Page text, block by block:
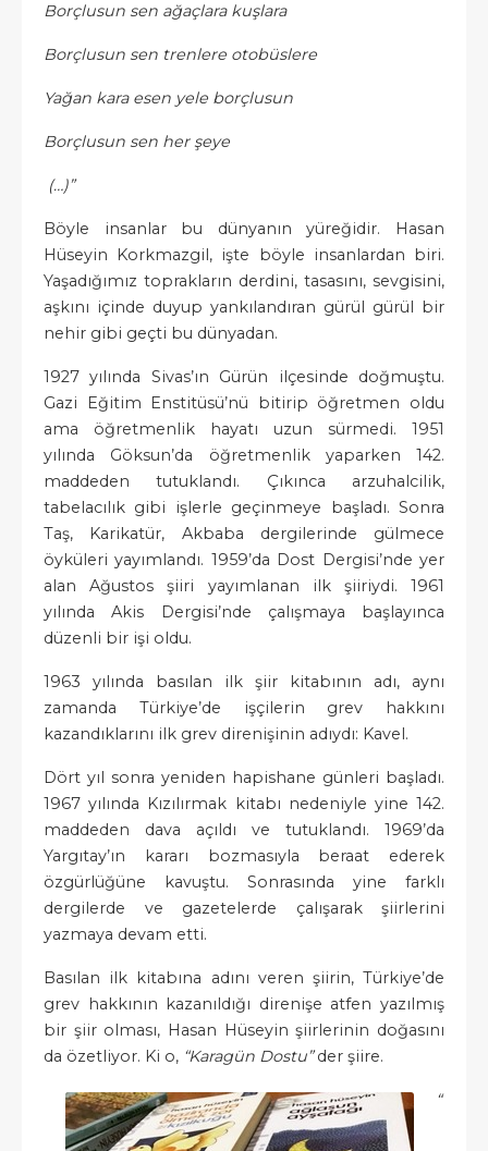
Borçlusun sen ağaçlara kuşlara
Borçlusun sen trenlere otobüslere
Yağan kara esen yele borçlusun
Borçlusun sen her şeye
(…)”
Böyle insanlar bu dünyanın yüreğidir. Hasan
Hüseyin Korkmazgil, işte böyle insanlardan biri.
Yaşadığımız toprakların derdini, tasasını, sevgisini,
aşkını içinde duyup yankılandıran gürül gürül bir
nehir gibi geçti bu dünyadan.
1927 yılında Sivas’ın Gürün ilçesinde doğmuştu.
Gazi Eğitim Enstitüsü’nü bitirip öğretmen oldu
ama öğretmenlik hayatı uzun sürmedi. 1951
yılında Göksun’da öğretmenlik yaparken 142.
maddeden tutuklandı. Çıkınca arzuhalcilik,
tabelacılık gibi işlerle geçinmeye başladı. Sonra
Taş, Karikatür, Akbaba dergilerinde gülmece
öyküleri yayımlandı. 1959’da Dost Dergisi’nde yer
alan Ağustos şiiri yayımlanan ilk şiiriydi. 1961
yılında Akis Dergisi’nde çalışmaya başlayınca
düzenli bir işi oldu.
1963 yılında basılan ilk şiir kitabının adı, aynı
zamanda Türkiye’de işçilerin grev hakkını
kazandıklarını ilk grev direnişinin adıydı: Kavel.
Dört yıl sonra yeniden hapishane günleri başladı.
1967 yılında Kızılırmak kitabı nedeniyle yine 142.
maddeden dava açıldı ve tutuklandı. 1969’da
Yargıtay’ın kararı bozmasıyla beraat ederek
özgürlüğüne kavuştu. Sonrasında yine farklı
dergilerde ve gazetelerde çalışarak şiirlerini
yazmaya devam etti.
Basılan ilk kitabına adını veren şiirin, Türkiye’de
grev hakkının kazanıldığı direnişe atfen yazılmış
bir şiir olması, Hasan Hüseyin şiirlerinin doğasını
da özetliyor. Ki o, “Karagün Dostu”der şiire.
“